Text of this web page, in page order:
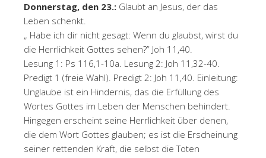
Donnerstag, den 23.: Glaubt an Jesus, der das
Leben schenkt.
„ Habe ich dir nicht gesagt: Wenn du glaubst, wirst du
die Herrlichkeit Gottes sehen?” Joh 11,40.
Lesung 1: Ps 116,1-10a. Lesung 2: Joh 11,32-40.
Predigt 1 (freie Wahl). Predigt 2: Joh 11,40. Einleitung:
Unglaube ist ein Hindernis, das die Erfüllung des
Wortes Gottes im Leben der Menschen behindert.
Hingegen erscheint seine Herrlichkeit über denen,
die dem Wort Gottes glauben; es ist die Erscheinung
seiner rettenden Kraft, die selbst die Toten